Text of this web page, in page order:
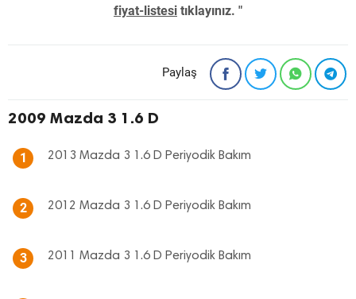
fiyat-listesi tıklayınız. "
Paylaş
2009 Mazda 3 1.6 D
1 2013 Mazda 3 1.6 D Periyodik Bakım
2 2012 Mazda 3 1.6 D Periyodik Bakım
3 2011 Mazda 3 1.6 D Periyodik Bakım